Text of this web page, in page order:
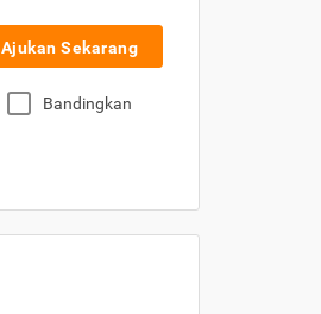
Ajukan Sekarang
Bandingkan